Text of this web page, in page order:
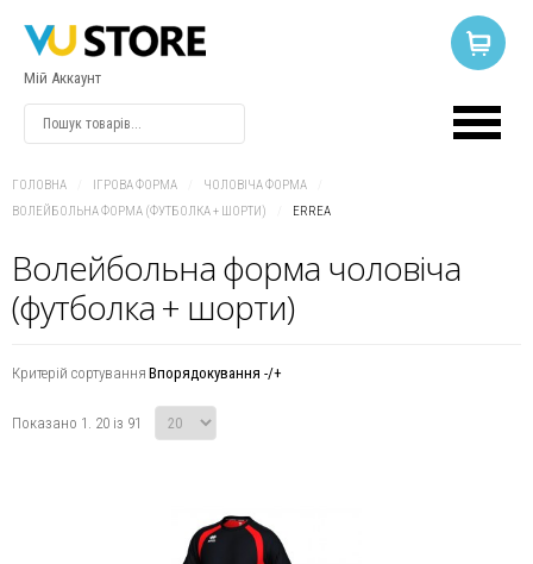
Мій Аккаунт
ГОЛОВНА ІГРОВА ФОРМА ЧОЛОВІЧА ФОРМА
ВОЛЕЙБОЛЬНА ФОРМА (ФУТБОЛКА + ШОРТИ)
ERREA
Волейбольна форма чоловіча
(футболка + шорти)
Критерій сортування Впорядокування -/+
Показано 1. 20 із 91
ВХІД
Пароль
мене